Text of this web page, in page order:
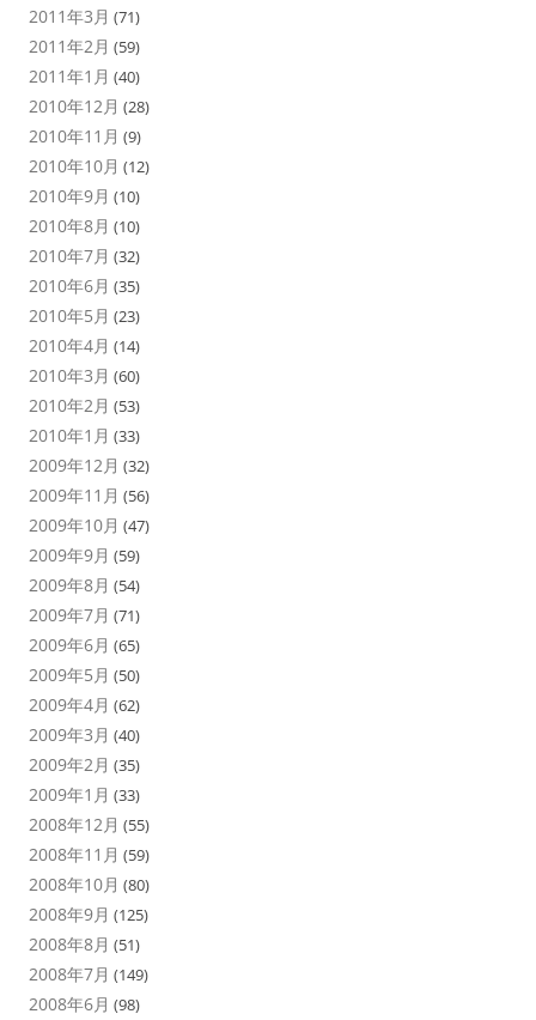
2011年3月 (71)
2011年2月 (59)
2011年1月 (40)
2010年12月 (28)
2010年11月 (9)
2010年10月 (12)
2010年9月 (10)
2010年8月 (10)
2010年7月 (32)
2010年6月 (35)
2010年5月 (23)
2010年4月 (14)
2010年3月 (60)
2010年2月 (53)
2010年1月 (33)
2009年12月 (32)
2009年11月 (56)
2009年10月 (47)
2009年9月 (59)
2009年8月 (54)
2009年7月 (71)
2009年6月 (65)
2009年5月 (50)
2009年4月 (62)
2009年3月 (40)
2009年2月 (35)
2009年1月 (33)
2008年12月 (55)
2008年11月 (59)
2008年10月 (80)
2008年9月 (125)
2008年8月 (51)
2008年7月 (149)
2008年6月 (98)